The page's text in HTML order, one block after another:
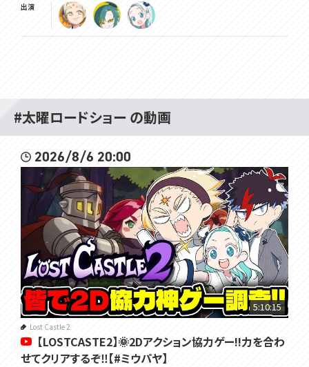
出演
#太曜ロードショー の動画
2026/8/6 20:00
5:10:15
Lost Castle 2
【LOSTCASTE2】🌞2Dアクション協力ゲー!!力を合わ
せてクリアするぞ‼【#ミウパヤ】